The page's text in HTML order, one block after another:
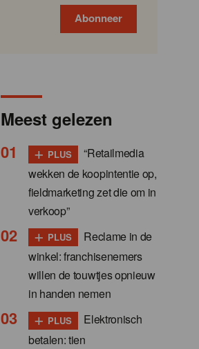
Abonneer
Meest gelezen
+ PLUS
“Retailmedia
wekken de koopintentie op,
fieldmarketing zet die om in
verkoop”
+ PLUS
Reclame in de
winkel: franchisenemers
willen de touwtjes opnieuw
in handen nemen
+ PLUS
Elektronisch
betalen: tien